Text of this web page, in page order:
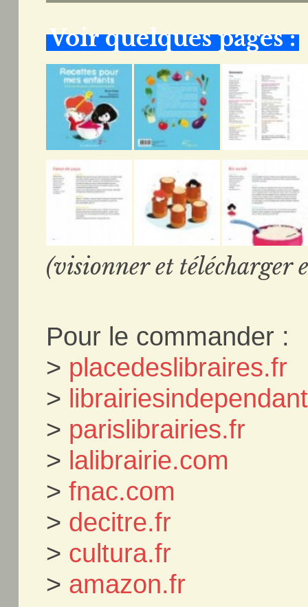
Voir quelques pages :
(visionner et télécharger
Pour le commander :
> placedeslibraires.fr
>
> parislibrairies.fr
> lalibrairie.com
>fnac.com
> decitre.fr
> cultura.fr
> amazon.fr